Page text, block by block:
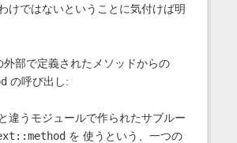
けではないということに気付けば明
外部で定義されたメソッドからの
の呼び出し:
違うモジュールで作られたサブルー
を 使うという、一つの